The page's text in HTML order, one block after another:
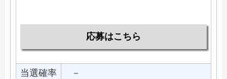
応募はこちら
当選確率
－